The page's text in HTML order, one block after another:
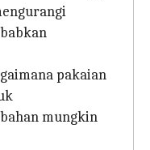
pakaian
mungkin